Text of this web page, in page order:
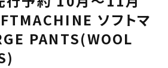
ソフトマ
PANTS(WOOL